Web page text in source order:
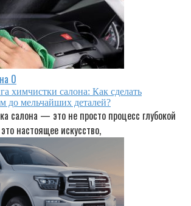
0
химчистки салона: Как сделать
до мельчайших деталей?
салона — это не просто процесс глубокой
настоящее искусство,